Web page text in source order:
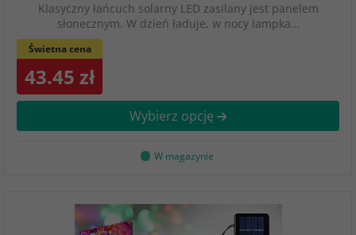
Klasyczny łańcuch solarny LED zasilany jest panelem
słonecznym. W dzień ładuje, w nocy lampka…
Świetna cena
43.45 zł
Wybierz opcję
W magazynie